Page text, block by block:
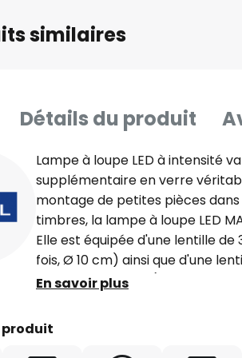
similaires
Détails du produit
Lampe à loupe LED à intensité
supplémentaire en verre
montage de petites pièces
timbres, la lampe à loupe LED
Elle est équipée d'une lentille de
fois, Ø 10 cm) ainsi que d'une
dioptries intégrée
ce qui permet d'adapter la
En savoir plus